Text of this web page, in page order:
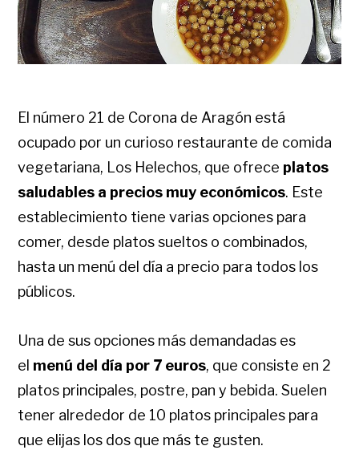
El número 21 de Corona de Aragón está
ocupado por un curioso restaurante de comida
vegetariana, Los Helechos, que ofrece platos
saludables a precios muy económicos. Este
establecimiento tiene varias opciones para
comer, desde platos sueltos o combinados,
hasta un menú del día a precio para todos los
públicos.
Una de sus opciones más demandadas es
el menú del día por 7 euros, que consiste en 2
platos principales, postre, pan y bebida. Suelen
tener alrededor de 10 platos principales para
que elijas los dos que más te gusten.